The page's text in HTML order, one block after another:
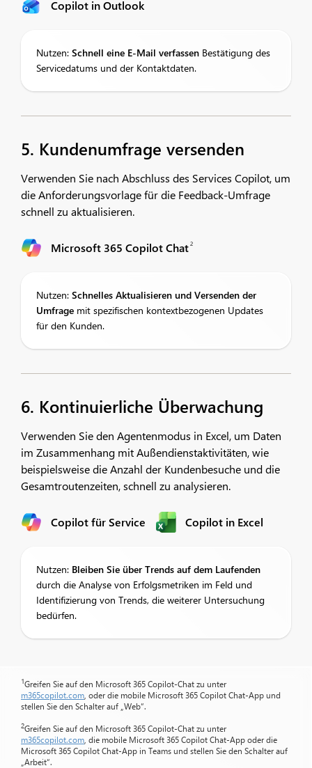
Copilot in Outlook
Nutzen: Schnell eine E-Mail verfassen Bestätigung des
Servicedatums und der Kontaktdaten.
5. Kundenumfrage versenden
Verwenden Sie nach Abschluss des Services Copilot, um
die Anforderungsvorlage für die Feedback-Umfrage
schnell zu aktualisieren.
Microsoft 365 Copilot Chat2
Nutzen: Schnelles Aktualisieren und Versenden der
Umfrage mit spezifischen kontextbezogenen Updates
für den Kunden.
6. Kontinuierliche Überwachung
Verwenden Sie den Agentenmodus in Excel, um Daten
im Zusammenhang mit Außendienstaktivitäten, wie
beispielsweise die Anzahl der Kundenbesuche und die
Gesamtroutenzeiten, schnell zu analysieren.
Copilot für Service Copilot in Excel
Nutzen: Bleiben Sie über Trends auf dem Laufenden
durch die Analyse von Erfolgsmetriken im Feld und
Identifizierung von Trends, die weiterer Untersuchung
bedürfen.
1Greifen Sie auf den Microsoft 365 Copilot-Chat zu unter
m365copilot.com , oder die mobile Microsoft 365 Copilot Chat-App und
stellen Sie den Schalter auf „Web“.
2Greifen Sie auf den Microsoft 365 Copilot-Chat zu unter
m365copilot.com , die mobile Microsoft 365 Copilot Chat-App oder die
Microsoft 365 Copilot Chat-App in Teams und stellen Sie den Schalter auf
„Arbeit“.